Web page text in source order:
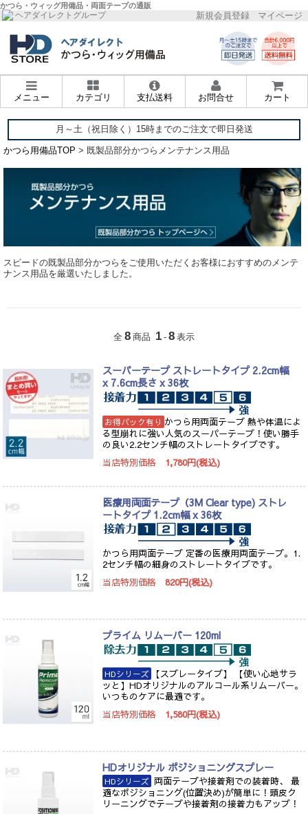
かつら・ウィッグ用備品・両面テープの通販
ヘアダイレクトグループ 新規会員登録 マイページ
メニュー カテゴリ 支払送料 お問合せ カート
月～土（祝日除く）15時までのご注文で即日発送
かつら用備品TOP > 既製品部分かつらメンテナンス用品
スピードの既製品部分かつらをご使用いただくお客様におすすめのメンテ
ナンス用品を厳選いたしました。
全 8 商品 1 - 8 表示
スーパーテープ ストレートタイプ 2.2cm幅
x 7.6cm長さ x 36枚
お得パック有り かつら用両面テープ 熱や体温によ
る型崩れに強い人気のスーパーテープ！使い勝手
の良い2.2センチ幅のストレートタイプです。
当店特別価格 1,780円(税込)
医療用両面テープ（3M Clear type) ストレ
ートタイプ 1.2cm幅 x 36枚
かつら用両面テープ 定番の医療用両面テープ。1.
2センチ幅の細身のストレートタイプです。
当店特別価格820円(税込)
プライム リムーバー 120ml
HDシリーズ
【スプレータイプ】 【使い心地サラ
ッと】HDオリジナルのアルコール系リムーバー。
いつものケアに最適です。
当店特別価格 1,580円(税込)
HDオリジナル ポジショニングスプレー
HDシリーズ 両面テープや接着剤での装着時、 最
適なポジショニング(位置決め)が簡単に！頭皮ク
リーニングでテープや接着剤の接着力もアップ！